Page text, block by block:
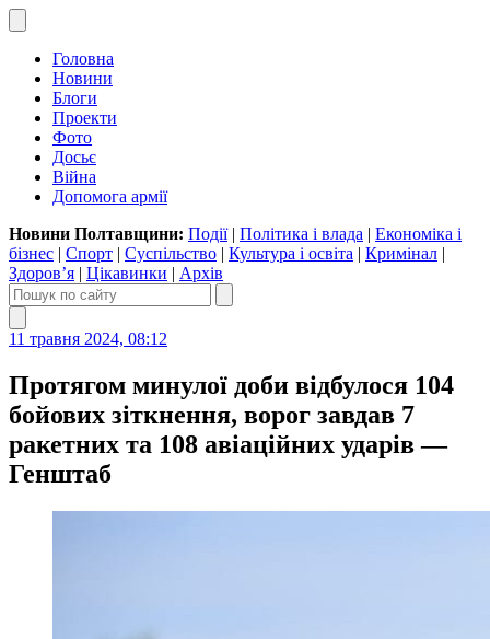
Головна
Новини
Блоги
Проекти
Фото
Досьє
Війна
Допомога армії
Новини Полтавщини: Події| Політика і влада | Економіка і
бізнес | Спорт | Суспільство | Культура і освіта | Кримінал |
Здоров’я | Цікавинки | Архів
11 травня 2024, 08:12
Протягом минулої доби відбулося 104
бойових зіткнення, ворог завдав 7
ракетних та 108 авіаційних ударів —
Генштаб